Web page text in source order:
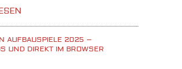
AUFBAUSPIELE 2025 –
UND DIREKT IM BROWSER